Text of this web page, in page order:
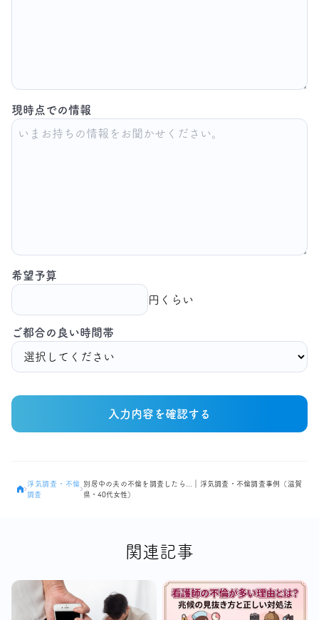
現時点での情報
希望予算
円くらい
ご都合の良い時間帯
入力内容を確認する
浮気調査・不倫
調査
別居中の夫の不倫を調査したら...｜浮気調査・不倫調査事例（滋賀
県・40代女性）
関連記事